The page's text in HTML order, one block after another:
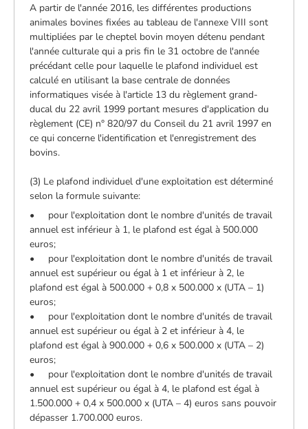
A partir de l'année 2016, les différentes productions
animales bovines fixées au tableau de l'annexe VIII sont
multipliées par le cheptel bovin moyen détenu pendant
l'année culturale qui a pris fin le 31 octobre de l'année
précédant celle pour laquelle le plafond individuel est
calculé en utilisant la base centrale de données
informatiques visée à l'article 13 du règlement grand-
ducal du 22 avril 1999 portant mesures d'application du
règlement (CE) n° 820/97 du Conseil du 21 avril 1997 en
ce qui concerne l'identification et l'enregistrement des
bovins.
(3) Le plafond individuel d'une exploitation est déterminé
selon la formule suivante:
• pour l'exploitation dont le nombre d'unités de travail
annuel est inférieur à 1, le plafond est égal à 500.000
euros;
• pour l'exploitation dont le nombre d'unités de travail
annuel est supérieur ou égal à 1 et inférieur à 2, le
plafond est égal à 500.000 + 0,8 x 500.000 x (UTA – 1)
euros;
• pour l'exploitation dont le nombre d'unités de travail
annuel est supérieur ou égal à 2 et inférieur à 4, le
plafond est égal à 900.000 + 0,6 x 500.000 x (UTA – 2)
euros;
• pour l'exploitation dont le nombre d'unités de travail
annuel est supérieur ou égal à 4, le plafond est égal à
1.500.000 + 0,4 x 500.000 x (UTA – 4) euros sans pouvoir
dépasser 1.700.000 euros.